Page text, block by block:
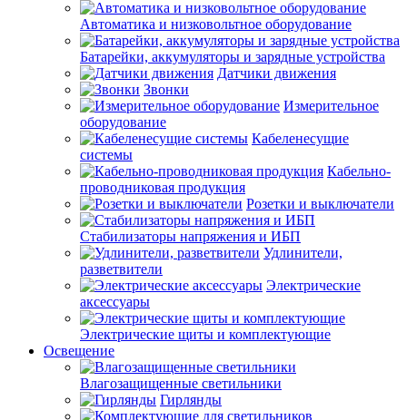
Автоматика и низковольтное оборудование
Батарейки, аккумуляторы и зарядные устройства
Датчики движения
Звонки
Измерительное
оборудование
Кабеленесущие
системы
Кабельно-
проводниковая продукция
Розетки и выключатели
Стабилизаторы напряжения и ИБП
Удлинители,
разветвители
Электрические
аксессуары
Электрические щиты и комплектующие
Освещение
Влагозащищенные светильники
Гирлянды